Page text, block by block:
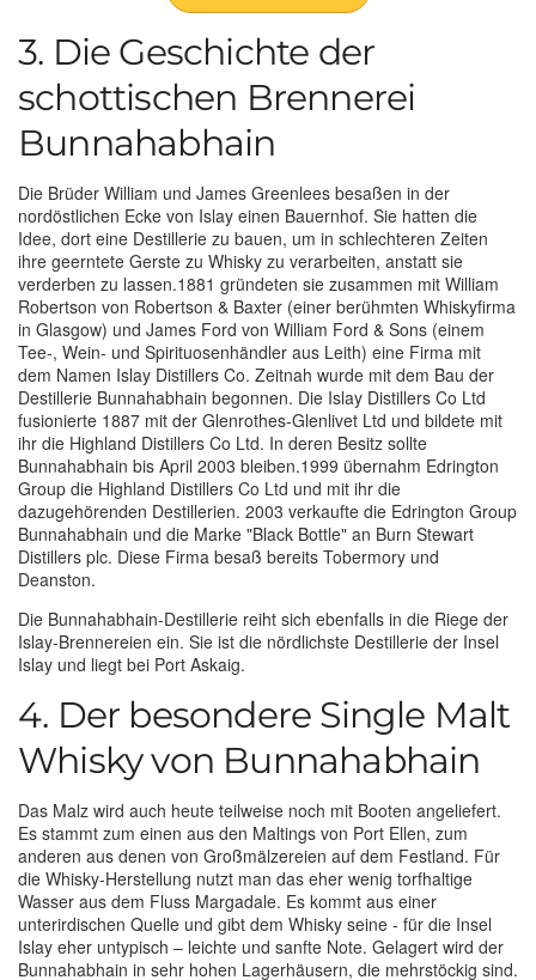
3. Die Geschichte der
schottischen Brennerei
Bunnahabhain
Die Brüder William und James Greenlees besaßen in der
nordöstlichen Ecke von Islay einen Bauernhof. Sie hatten die
Idee, dort eine Destillerie zu bauen, um in schlechteren Zeiten
ihre geerntete Gerste zu Whisky zu verarbeiten, anstatt sie
verderben zu lassen.1881 gründeten sie zusammen mit William
Robertson von Robertson & Baxter (einer berühmten Whiskyfirma
in Glasgow) und James Ford von William Ford & Sons (einem
Tee-, Wein- und Spirituosenhändler aus Leith) eine Firma mit
dem Namen Islay Distillers Co. Zeitnah wurde mit dem Bau der
Destillerie Bunnahabhain begonnen. Die Islay Distillers Co Ltd
fusionierte 1887 mit der Glenrothes-Glenlivet Ltd und bildete mit
ihr die Highland Distillers Co Ltd. In deren Besitz sollte
Bunnahabhain bis April 2003 bleiben.1999 übernahm Edrington
Group die Highland Distillers Co Ltd und mit ihr die
dazugehörenden Destillerien. 2003 verkaufte die Edrington Group
Bunnahabhain und die Marke "Black Bottle" an Burn Stewart
Distillers plc. Diese Firma besaß bereits Tobermory und
Deanston.
Die Bunnahabhain-Destillerie reiht sich ebenfalls in die Riege der
Islay-Brennereien ein. Sie ist die nördlichste Destillerie der Insel
Islay und liegt bei Port Askaig.
4. Der besondere Single Malt
Whisky von Bunnahabhain
Das Malz wird auch heute teilweise noch mit Booten angeliefert.
Es stammt zum einen aus den Maltings von Port Ellen, zum
anderen aus denen von Großmälzereien auf dem Festland. Für
die Whisky-Herstellung nutzt man das eher wenig torfhaltige
Wasser aus dem Fluss Margadale. Es kommt aus einer
unterirdischen Quelle und gibt dem Whisky seine - für die Insel
Islay eher untypisch – leichte und sanfte Note. Gelagert wird der
Bunnahabhain in sehr hohen Lagerhäusern, die mehrstöckig sind.